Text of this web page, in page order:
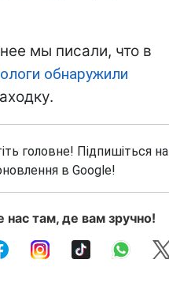
мы писали, что в
обнаружили
головне! Підпишіться на
в Google!
нас там, де вам зручно!